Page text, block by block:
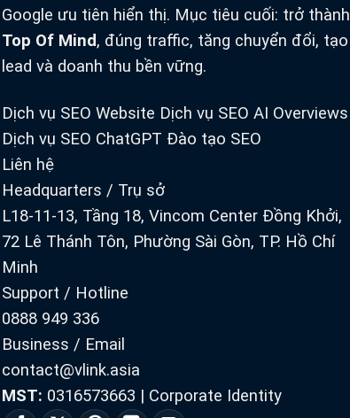
Google ưu tiên hiển thị. Mục tiêu cuối: trở thành
Top Of Mind, đúng traffic, tăng chuyển đổi, tạo
lead và doanh thu bền vững.
Dịch vụ SEO Website Dịch vụ SEO AI Overviews
Dịch vụ SEO ChatGPT Đào tạo SEO
Liên hệ
Headquarters / Trụ sở
L18-11-13, Tầng 18, Vincom Center Đồng Khởi,
72 Lê Thánh Tôn, Phường Sài Gòn, TP. Hồ Chí
Minh
Support / Hotline
0888 949 336
Business / Email
contact@vlink.asia
MST: 0316573663 | Corporate Identity